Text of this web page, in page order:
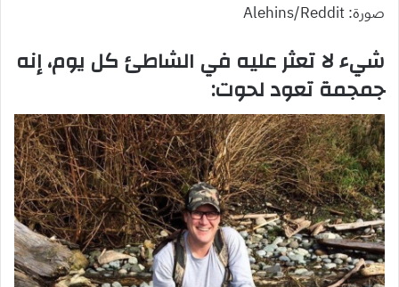
صورة: Alehins/Reddit
شيء لا تعثر عليه في الشاطئ كل يوم، إنه
جمجمة تعود لحوت: